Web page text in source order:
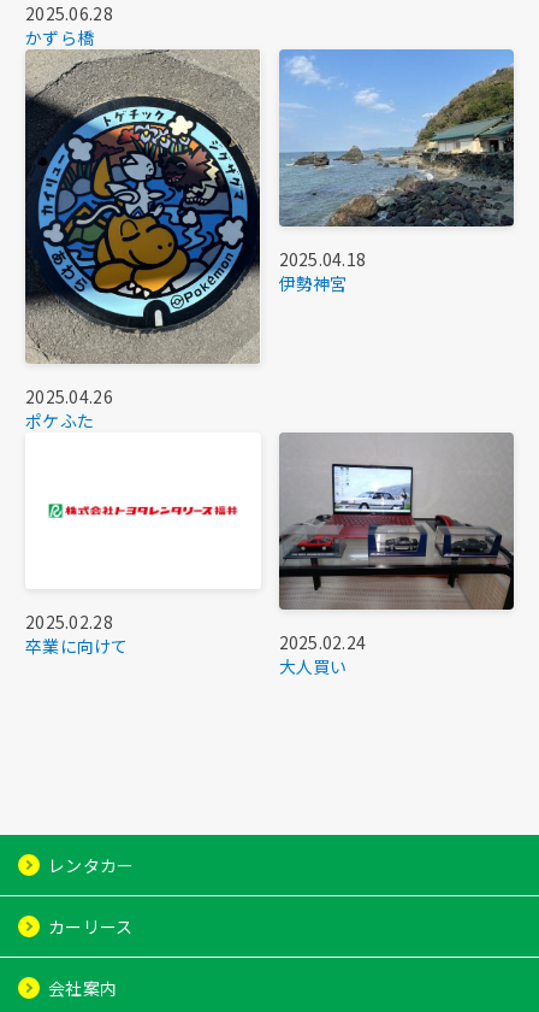
2025.06.28
かずら橋
2025.04.26
ポケふた
2025.04.18
伊勢神宮
2025.02.28
卒業に向けて
2025.02.24
大人買い
レンタカー
レンタカー
レンタカー予約
カーシェア
カーリース
カーリース
会社案内